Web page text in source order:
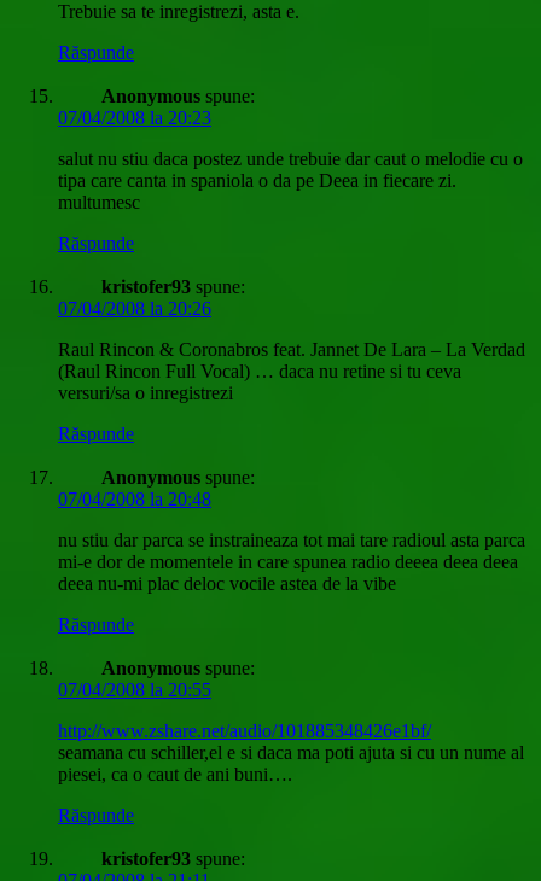
Trebuie sa te inregistrezi, asta e.
Răspunde
Anonymous spune:
07/04/2008 la 20:23
salut nu stiu daca postez unde trebuie dar caut o melodie cu o
tipa care canta in spaniola o da pe Deea in fiecare zi.
multumesc
Răspunde
kristofer93 spune:
07/04/2008 la 20:26
Raul Rincon & Coronabros feat. Jannet De Lara – La Verdad
(Raul Rincon Full Vocal) … daca nu retine si tu ceva
versuri/sa o inregistrezi
Răspunde
Anonymous spune:
07/04/2008 la 20:48
nu stiu dar parca se instraineaza tot mai tare radioul asta parca
mi-e dor de momentele in care spunea radio deeea deea deea
deea nu-mi plac deloc vocile astea de la vibe
Răspunde
Anonymous spune:
07/04/2008 la 20:55
http://www.zshare.net/audio/101885348426e1bf/
seamana cu schiller,el e si daca ma poti ajuta si cu un nume al
piesei, ca o caut de ani buni….
Răspunde
kristofer93 spune: